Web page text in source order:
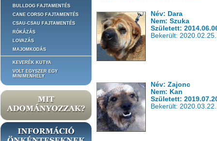
BULLDOG FAJTAMENTÉS
CANE CORSO FAJTAMENTÉS
CSAU-CSAU FAJTAMENTÉS
RÓKÁZÁS
LOVAZÁS
MAJOMKODÁS
KEVERÉK KUTYA
VOLT EGYSZER EGY
MINIMENHELY
Név: Dara
Nem: Szuka
Született:
Bekerült: 2020.02.25.
Név: Zajonc
Nem: Kan
Született:
Bekerült: 2020.03.22.